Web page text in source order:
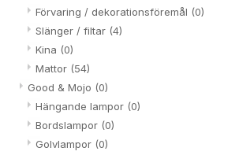
Förvaring / dekorationsföremål (0)
Slänger / filtar (4)
Kina (0)
Mattor (54)
Good & Mojo (0)
Hängande lampor (0)
Bordslampor (0)
Golvlampor (0)